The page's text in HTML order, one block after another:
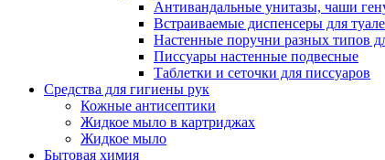
Антивандальные унитазы, чаши
Встраиваемые диспенсеры для
Настенные поручни разных типов
Писсуары настенные подвесные
Таблетки и сеточки для писсуаров
Средства для гигиены рук
Кожные антисептики
Жидкое мыло в картриджах
Жидкое мыло
Бытовая химия